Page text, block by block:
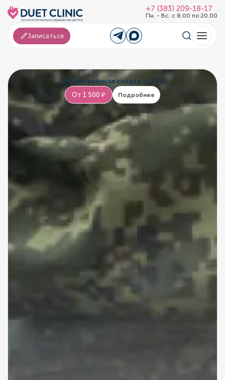
+7 (383) 209-18-17
Пн. - Вс. с 8.00 по 20.00
Записаться
СВОим военная скидка — 20%
От 1 500 ₽ Подробнее